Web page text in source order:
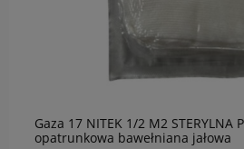
Gaza 17 NITEK 1/2 M2 STERYLNA
opatrunkowa bawełniana jałowa
do koszyka